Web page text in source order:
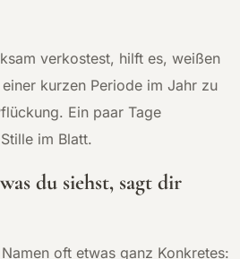
verkostest, hilft es, weißen
kurzen Periode im Jahr zu
Ein paar Tage
im Blatt.
du siehst, sagt dir
oft etwas ganz Konkretes: